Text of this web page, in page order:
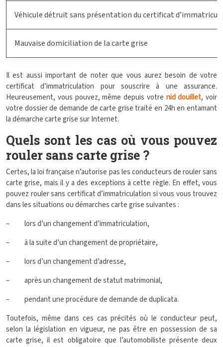
Véhicule détruit sans présentation du certificat
Mauvaise domiciliation de la carte grise
Il est aussi important de noter que vous aurez besoin de votre
certificat d’immatriculation pour souscrire à une assurance.
Heureusement, vous pouvez, même depuis votre nid douillet, voir
votre dossier de demande de carte grise traité en 24h en entamant
la démarche carte grise sur Internet.
Quels sont les cas où vous pouvez
rouler sans carte grise ?
Certes, la loi française n’autorise pas les conducteurs de rouler sans
carte grise, mais il y a des exceptions à cette règle. En effet, vous
pouvez rouler sans certificat d’immatriculation si vous vous trouvez
dans les situations ou démarches carte grise suivantes :
– lors d’un changement d’immatriculation,
– à la suite d’un changement de propriétaire,
– lors d’un changement d’adresse,
– après un changement de statut matrimonial,
– pendant une procédure de demande de duplicata.
Toutefois, même dans ces cas précités où le conducteur peut,
selon la législation en vigueur, ne pas être en possession de sa
carte grise, il est obligatoire que l’automobiliste présente deux